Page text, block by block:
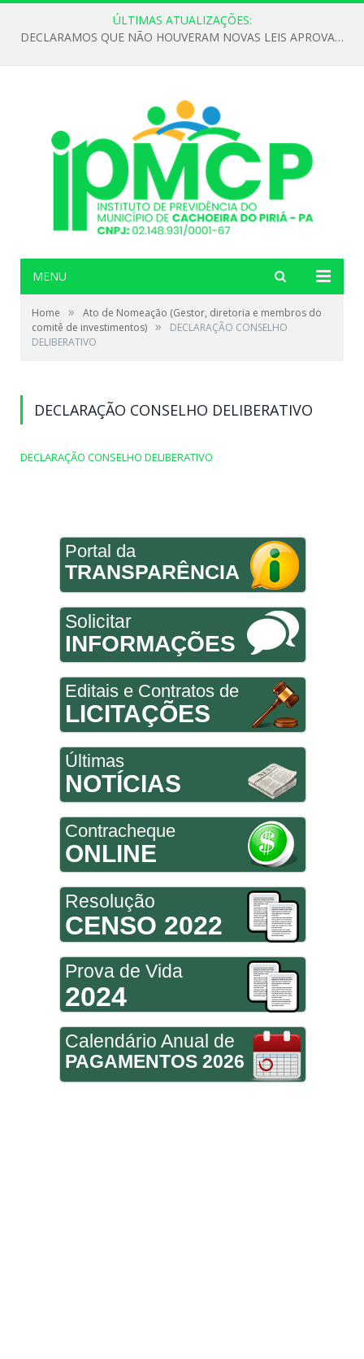
ÚLTIMAS ATUALIZAÇÕES:
DECLARAMOS QUE NÃO HOUVERAM NOVAS LEIS APROVADAS ATÉ O MOMENTO PARA O INSTITUTO DE PREVIDÊNCIA NO ANO DE 2026
MENU
Home »
Ato de Nomeação (Gestor, diretoria e membros do
comitê de investimentos) »
DECLARAÇÃO CONSELHO
DELIBERATIVO
DECLARAÇÃO CONSELHO DELIBERATIVO
DECLARAÇÃO CONSELHO DELIBERATIVO
Portal da
TRANSPARÊNCIA
Solicitar
INFORMAÇÕES
Editais e Contratos de
LICITAÇÕES
Últimas
NOTÍCIAS
Contracheque
ONLINE
Resolução
CENSO 2022
Prova de Vida
2024
Calendário Anual de
PAGAMENTOS 2026